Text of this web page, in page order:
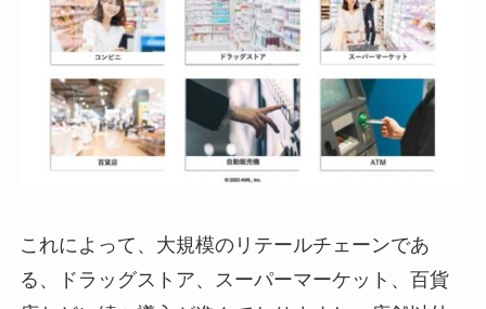
これによって、大規模のリテールチェーンであ
る、ドラッグストア、スーパーマーケット、百貨